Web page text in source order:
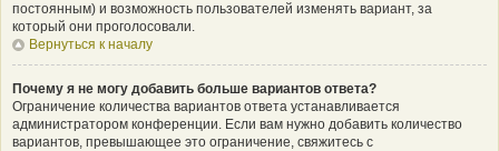
постоянным) и возможность пользователей изменять вариант, за
который они проголосовали.
Вернуться к началу
Почему я не могу добавить больше вариантов ответа?
Ограничение количества вариантов ответа устанавливается
администратором конференции. Если вам нужно добавить количество
вариантов, превышающее это ограничение, свяжитесь с